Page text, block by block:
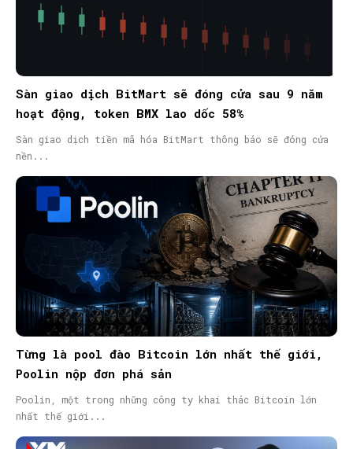
Sàn giao dịch BitMart sẽ đóng cửa sau 9 năm
hoạt động, token BMX lao dốc 58%
Sàn giao dịch tiền mã hóa BitMart thông báo sẽ đóng cửa
nền...
Từng là pool đào Bitcoin lớn nhất thế giới,
Poolin nộp đơn phá sản
Poolin, một trong những công ty khai thác Bitcoin lớn
nhất thế giới...